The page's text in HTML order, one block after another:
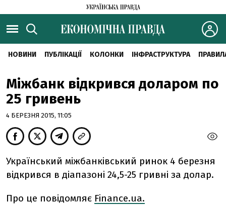
НОВИНИ ПУБЛІКАЦІЇ КОЛОНКИ ІНФРАСТРУКТУРА
Міжбанк відкрився доларом по
25 гривень
4 БЕРЕЗНЯ 2015, 11:05
Український міжбанківський ринок 4 березня
відкрився в діапазоні 24,5-25 гривні за долар.
Про це повідомляє Finance.ua.